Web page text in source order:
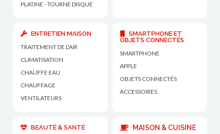
PLATINE - TOURNE DISQUE
ENTRETIEN MAISON
TRAITEMENT DE L'AIR
CLIMATISATION
CHAUFFE EAU
CHAUFFAGE
VENTILATEURS
SMARTPHONE ET
OBJETS CONNECTÉS
SMARTPHONE
APPLE
OBJETS CONNECTÉS
ACCESSOIRES
BEAUTÉ & SANTÉ
MAISON & CUISINE